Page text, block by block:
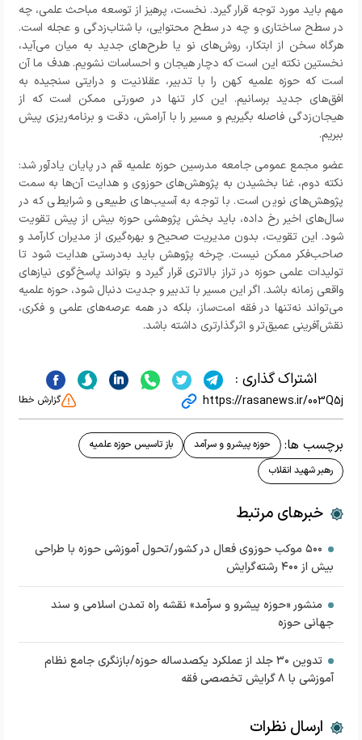
مهم باید مورد توجه قرار گیرد. نخست، پرهیز از توسعه مباحث علمی، چه
در سطح ساختاری و چه در سطح محتوایی، با شتاب‌زدگی و عجله است.
هرگاه سخن از ابتکار، روش‌های نو یا طرح‌های جدید به میان می‌آید،
نخستین نکته این است که دچار هیجان و احساسات نشویم. هدف ما آن
است که حوزه علمیه کهن را با تدبیر، عقلانیت و درایتی سنجیده به
افق‌های جدید برسانیم. این کار تنها در صورتی ممکن است که از
هیجان‌زدگی فاصله بگیریم و مسیر را با آرامش، دقت و برنامه‌ریزی پیش
ببریم.
عضو مجمع عمومی جامعه مدرسین حوزه علمیه قم در پایان یادآور شد:
نکته دوم، غنا بخشیدن به پژوهش‌های حوزوی و هدایت آن‌ها به سمت
پژوهش‌های نوین است. با توجه به آسیب‌های طبیعی و شرایطی که در
سال‌های اخیر رخ داده، باید بخش پژوهشی حوزه بیش از پیش تقویت
شود. این تقویت، بدون مدیریت صحیح و بهره‌گیری از مدیران کارآمد و
صاحب‌فکر ممکن نیست. چرخه پژوهش باید به‌درستی هدایت شود تا
تولیدات علمی حوزه در تراز بالاتری قرار گیرد و بتواند پاسخ‌گوی نیازهای
واقعی زمانه باشد. اگر این مسیر با تدبیر و جدیت دنبال شود، حوزه علمیه
می‌تواند نه‌تنها در فقه امت‌ساز، بلکه در همه عرصه‌های علمی و فکری،
نقش‌آفرینی عمیق‌تر و اثرگذارتری داشته باشد.
اشتراک گذاری :
https://rasanews.ir/003Q5j گزارش خطا
برچسب ها: حوزه پیشرو و سرآمد
باز تاسیس حوزه علمیه
رهبر شهید انقلاب
خبرهای مرتبط
۵۰۰ موکب حوزوی فعال در کشور/تحول آموزشی حوزه با طراحی
بیش از ۴۰۰ رشته‌گرایش
منشور «حوزه پیشرو و سرآمد» نقشه راه تمدن اسلامی و سند
جهانی حوزه
تدوین ۳۰ جلد از عملکرد یکصدساله حوزه/بازنگری جامع نظام
آموزشی با ۸ گرایش تخصصی فقه
ارسال نظرات